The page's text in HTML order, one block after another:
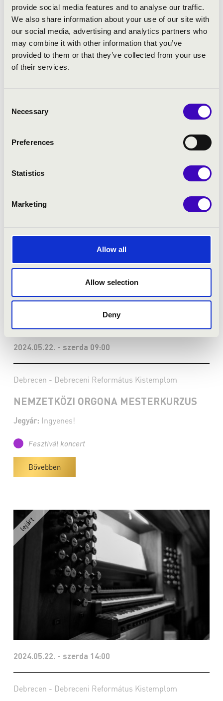
provide social media features and to analyse our traffic.
We also share information about your use of our site with
our social media, advertising and analytics partners who
may combine it with other information that you’ve
provided to them or that they’ve collected from your use
of their services.
Selection
Necessary
Preferences
Statistics
Marketing
Allow all
Allow selection
Deny
2024.05.21. - kedd 19:30
Szeged - Szegedi Dóm
RÓMA PÁPAI EGYHÁZZENEI
Jegyár:4 400 Ft
2024.05.22. - szerda 09:00
Debrecen - Debreceni Református Kistemplom
NEMZETKÖZI ORGONA MESTERKURZUS
Jegyár: Ingyenes!
Fesztivál koncert
Bővebben
2024.05.22. - szerda 14:00
Debrecen - Debreceni Református Kistemplom